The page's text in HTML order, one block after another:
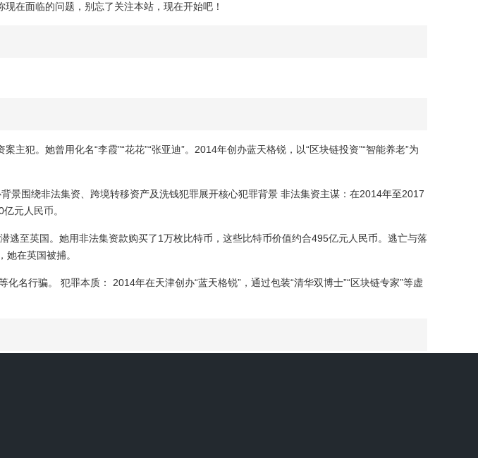
在面临的问题，别忘了关注本站，现在开始吧！
犯。她曾用化名“李霞”“花花”“张亚迪”。2014年创办蓝天格锐，以“区块链投资”“智能养老”为
景围绕非法集资、跨境转移资产及洗钱犯罪展开核心犯罪背景 非法集资主谋：在2014年至2017
元人民币。
至英国。她用非法集资款购买了1万枚比特币，这些比特币价值约合495亿元人民币。逃亡与落
在英国被捕。
名行骗。 犯罪本质： 2014年在天津创办“蓝天格锐”，通过包装“清华双博士”“区块链专家”等虚